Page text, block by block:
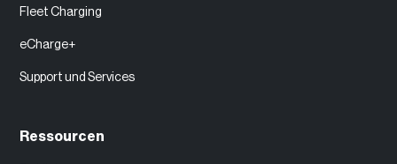
Fleet Charging
eCharge+
Support und Services
Ressourcen